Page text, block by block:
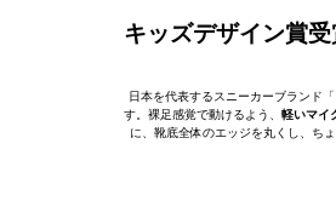
キッズデザイン賞
日本を代表するスニーカーブランド
す。裸足感覚で動けるよう、 軽いマイ
に、靴底全体のエッジを丸くし、ち